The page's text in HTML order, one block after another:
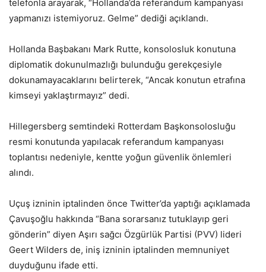
telefonla arayarak, “Hollanda’da referandum kampanyası
yapmanızı istemiyoruz. Gelme” dediği açıklandı.
Hollanda Başbakanı Mark Rutte, konsolosluk konutuna
diplomatik dokunulmazlığı bulunduğu gerekçesiyle
dokunamayacaklarını belirterek, “Ancak konutun etrafına
kimseyi yaklaştırmayız” dedi.
Hillegersberg semtindeki Rotterdam Başkonsolosluğu
resmi konutunda yapılacak referandum kampanyası
toplantısı nedeniyle, kentte yoğun güvenlik önlemleri
alındı.
Uçuş izninin iptalinden önce Twitter’da yaptığı açıklamada
Çavuşoğlu hakkında “Bana sorarsanız tutuklayıp geri
gönderin” diyen Aşırı sağcı Özgürlük Partisi (PVV) lideri
Geert Wilders de, iniş izninin iptalinden memnuniyet
duyduğunu ifade etti.